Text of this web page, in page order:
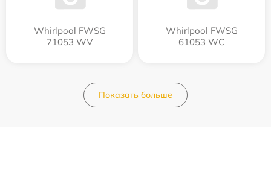
Whirlpool FWSG
71053 WV
Whirlpool FWSG
61053 WC
Показать больше